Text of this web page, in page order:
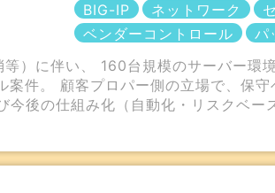
BIG-IP
ネットワーク
ベンダーコントロール
パ
）に伴い、 160台規模のサーバー環
件。 顧客プロパー側の立場で、保守
後の仕組み化（自動化・リスクベー